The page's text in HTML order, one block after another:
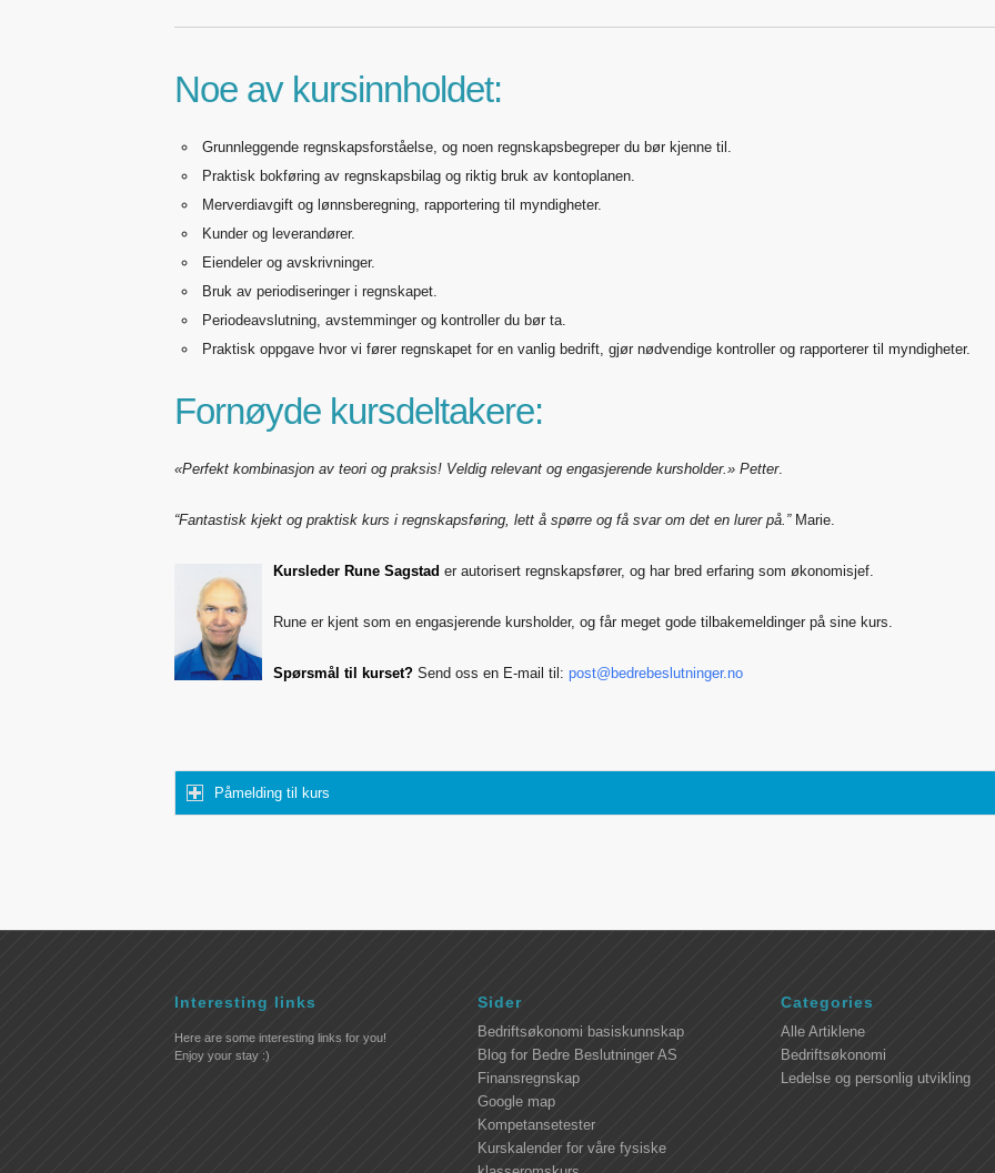
Noe av kursinnholdet:
Grunnleggende regnskapsforståelse, og noen regnskapsbegreper du bør kjenne til.
Praktisk bokføring av regnskapsbilag og riktig bruk av kontoplanen.
Merverdiavgift og lønnsberegning, rapportering til myndigheter.
Kunder og leverandører.
Eiendeler og avskrivninger.
Bruk av periodiseringer i regnskapet.
Periodeavslutning, avstemminger og kontroller du bør ta.
Praktisk oppgave hvor vi fører regnskapet for en vanlig bedrift, gjør nødvendige kontroller og rapporterer til myndigheter.
Fornøyde kursdeltakere:
«Perfekt kombinasjon av teori og praksis! Veldig relevant og engasjerende kursholder.» Petter.
“Fantastisk kjekt og praktisk kurs i regnskapsføring, lett å spørre og få svar om det en lurer på.”Marie.
Kursleder Rune Sagstad er autorisert regnskapsfører, og har bred erfaring som økonomisjef.
Rune er kjent som en engasjerende kursholder, og får meget gode tilbakemeldinger på sine kurs.
Spørsmål til kurset? Send oss en E-mail til: post@bedrebeslutninger.no
Påmelding til kurs
Interesting links
Here are some interesting links for you!
Enjoy your stay :)
Sider
Bedriftsøkonomi basiskunnskap
Blog for Bedre Beslutninger AS
Finansregnskap
Google map
Kompetansetester
Kurskalender for våre fysiske
Categories
Alle Artiklene
Bedriftsøkonomi
Ledelse og personlig utvikling